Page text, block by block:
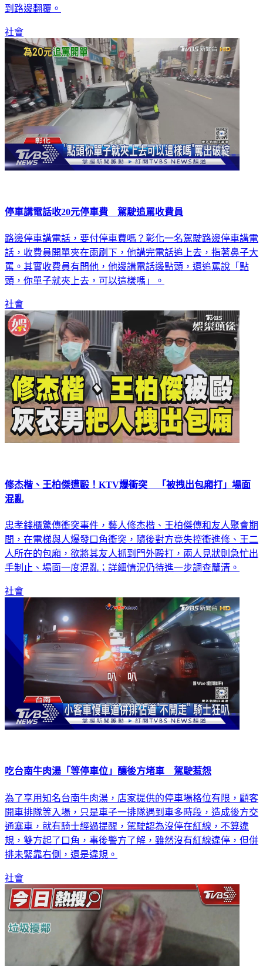
到路邊翻覆。
社會
停車講電話收20元停車費 駕駛追罵收費員
路邊停車講電話，要付停車費嗎？彰化一名駕駛路邊停車講電
話，收費員開單夾在雨刷下，他講完電話追上去，指著鼻子大
罵。其實收費員有問他，他邊講電話邊點頭，還追罵說「點
頭，你單子就夾上去，可以這樣嗎」。
社會
修杰楷、王柏傑遭毆！KTV爆衝突 「被拽出包廂打」場面
混亂
忠孝錢櫃驚傳衝突事件，藝人修杰楷、王柏傑傳和友人聚會期
間，在電梯與人爆發口角衝突，隨後對方竟失控衝進修、王二
人所在的包廂，欲將其友人抓到門外毆打，兩人見狀則急忙出
手制止、場面一度混亂；詳細情況仍待進一步調查釐清。
社會
吃台南牛肉湯「等停車位」釀後方堵車 駕駛惹怨
為了享用知名台南牛肉湯，店家提供的停車場格位有限，顧客
開車排隊等入場，只是車子一排隊遇到車多時段，造成後方交
通塞車，就有騎士經過提醒，駕駛認為沒停在紅線，不算違
規，雙方起了口角，事後警方了解，雖然沒有紅線違停，但併
排未緊靠右側，還是違規。
社會